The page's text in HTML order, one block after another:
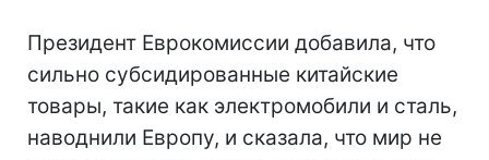
Президент Еврокомиссии добавила, что
сильно субсидированные китайские
товары, такие как электромобили и сталь,
наводнили Европу, и сказала, что мир не